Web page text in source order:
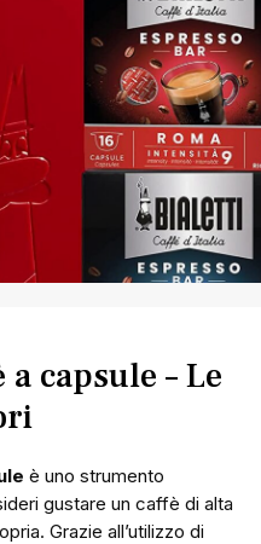
capsule – Le
è uno strumento
gustare un caffè di alta
Grazie all’utilizzo di